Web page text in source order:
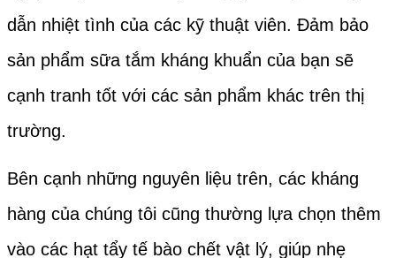
dẫn nhiệt tình của các kỹ thuật viên. Đảm bảo
sản phẩm sữa tắm kháng khuẩn của bạn sẽ
cạnh tranh tốt với các sản phẩm khác trên thị
trường.
Bên cạnh những nguyên liệu trên, các kháng
hàng của chúng tôi cũng thường lựa chọn thêm
vào các hạt tẩy tế bào chết vật lý, giúp nhẹ